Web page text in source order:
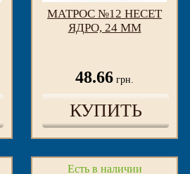
МАТРОС №12 НЕСЕТ
ЯДРО, 24 ММ
48.66 грн.
КУПИТЬ
Есть в наличии